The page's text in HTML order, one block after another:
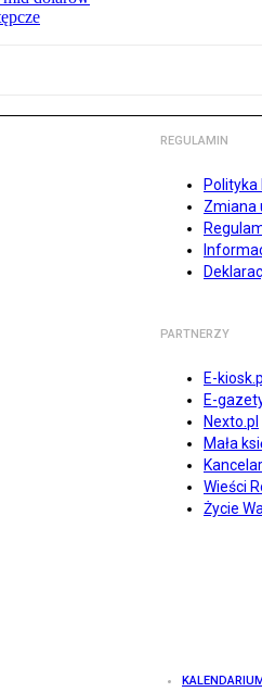
REGULAMIN
Zmiana
PARTNERZY
E-kiosk.pl
E-
Nexto.pl
Mała
Wieści
Życie
KALENDARIUM